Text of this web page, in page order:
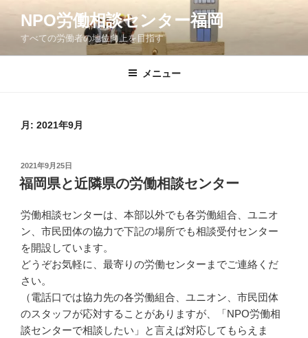
ン
NPO労働相談センター福岡
すべての労働者の地位向上を目指す
メニュー
月: 2021年9月
投
稿
日:
2021年9月25日
福岡県と近隣県の労働相談センター
労働相談センターは、本部以外でも各労働組合、ユニオ
ン、市民団体の協力で下記の場所でも相談受付センター
を開設しています。
どうぞお気軽に、最寄りの労働センターまでご連絡くだ
さい。
（電話口では協力先の各労働組合、ユニオン、市民団体
のスタッフが応対することがありますが、「NPO労働相
談センターで相談したい」と言えば対応してもらえま